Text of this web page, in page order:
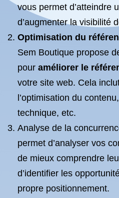
vous permet d’atteindre
d’augmenter la visibilité
Optimisation du
Sem Boutique propose
pour améliorer le
votre site web. Cela
l’optimisation du
technique, etc.
Analyse de la
permet d’analyser vos
de mieux comprendre
d’identifier les
propre positionnement.